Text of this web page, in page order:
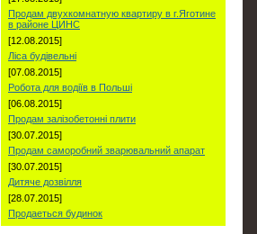
Продам двухкомнатную квартиру в г.Яготине
в районе ЦИНС
[12.08.2015]
Ліса будівельні
[07.08.2015]
Робота для водіїв в Польші
[06.08.2015]
Продам залізобетонні плити
[30.07.2015]
Продам саморобний зварювальний апарат
[30.07.2015]
Дитяче дозвілля
[28.07.2015]
Продаеться будинок